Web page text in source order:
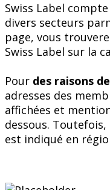
Swiss Label
divers secteurs
page, vous
Swiss Label sur la
Pour des raisons
adresses des
affichées et
dessous.
est indiqué en